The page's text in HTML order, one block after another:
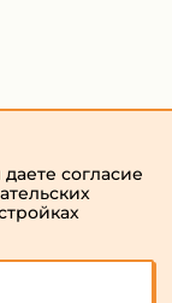
согласие